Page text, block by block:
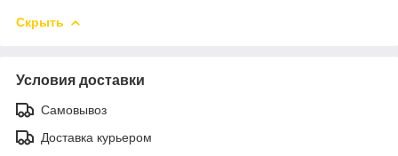
Скрыть
Условия доставки
Самовывоз
Доставка курьером